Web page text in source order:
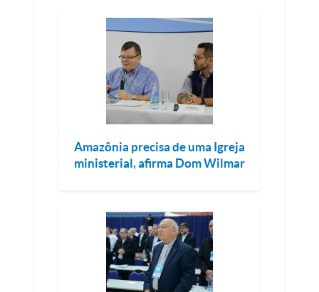
Amazônia precisa de uma Igreja
ministerial, afirma Dom Wilmar